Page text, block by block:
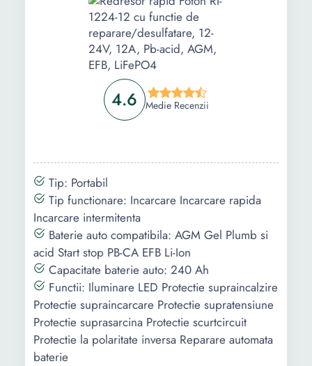
4.6 Medie Recenzii
Tip: Portabil
Tip functionare: Incarcare Incarcare rapida
Incarcare intermitenta
Baterie auto compatibila: AGM Gel Plumb si
acid Start stop PB-CA EFB Li-Ion
Capacitate baterie auto: 240 Ah
Functii: Iluminare LED Protectie supraincalzire
Protectie supraincarcare Protectie supratensiune
Protectie suprasarcina Protectie scurtcircuit
Protectie la polaritate inversa Reparare automata
baterie
Ghid de cumparare
Intrebari Frecvente